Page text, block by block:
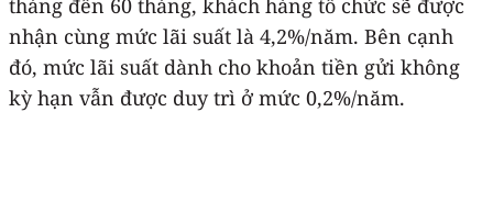
nhận cùng mức lãi suất là 4,2%/năm. Bên cạnh
đó, mức lãi suất dành cho khoản tiền gửi không
kỳ hạn vẫn được duy trì ở mức 0,2%/năm.